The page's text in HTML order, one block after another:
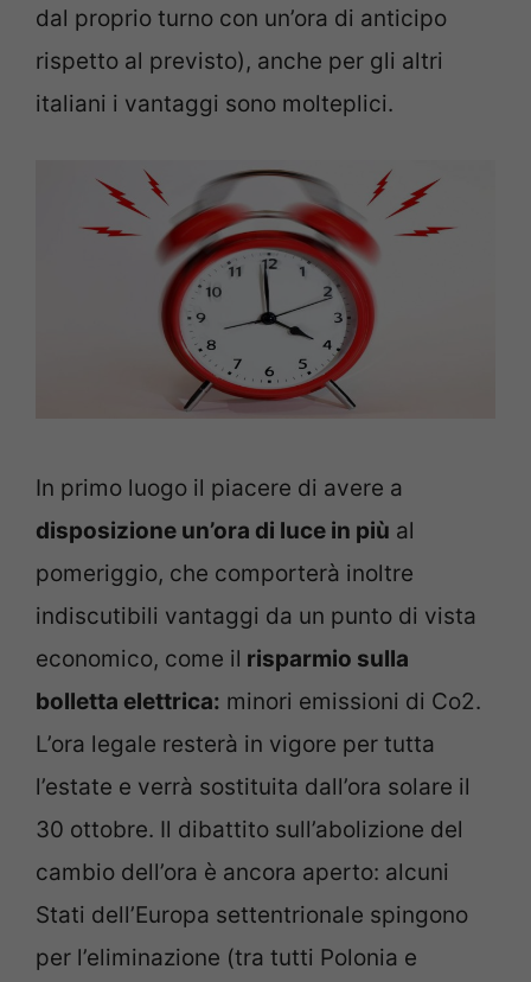
dal proprio turno con un’ora di anticipo
rispetto al previsto), anche per gli altri
italiani i vantaggi sono molteplici.
In primo luogo il piacere di avere a
disposizione un’ora di luce in più al
pomeriggio, che comporterà inoltre
indiscutibili vantaggi da un punto di vista
economico, come il risparmio sulla
bolletta elettrica: minori emissioni di Co2.
L’ora legale resterà in vigore per tutta
l’estate e verrà sostituita dall’ora solare il
30 ottobre. Il dibattito sull’abolizione del
cambio dell’ora è ancora aperto: alcuni
Stati dell’Europa settentrionale spingono
per l’eliminazione (tra tutti Polonia e